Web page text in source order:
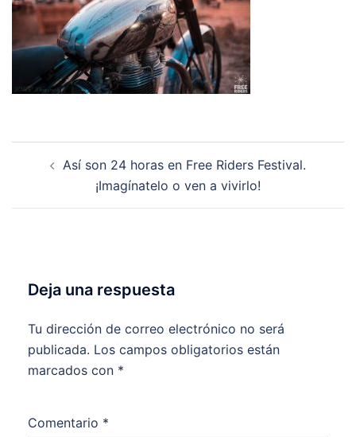
Así son 24 horas en Free Riders Festival.
¡Imagínatelo o ven a vivirlo!
Deja una respuesta
Tu dirección de correo electrónico no será
publicada. Los campos obligatorios están
marcados con *
Comentario *